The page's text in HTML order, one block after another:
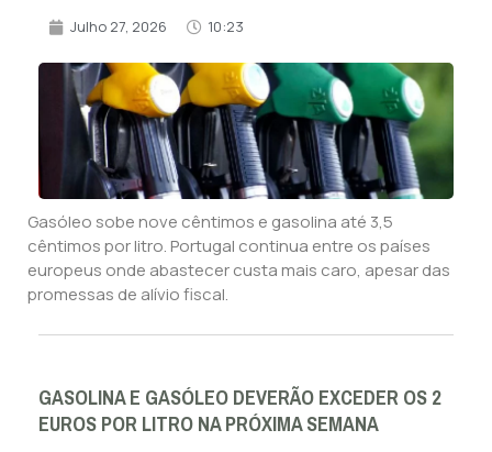
Julho 27, 2026 10:23
Gasóleo sobe nove cêntimos e gasolina até 3,5
cêntimos por litro. Portugal continua entre os países
europeus onde abastecer custa mais caro, apesar das
promessas de alívio fiscal.
GASOLINA E GASÓLEO DEVERÃO EXCEDER OS 2
EUROS POR LITRO NA PRÓXIMA SEMANA